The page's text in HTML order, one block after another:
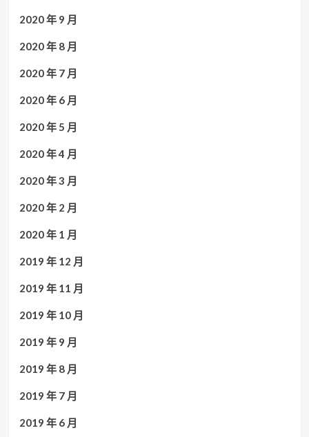
2020 年 9 月
2020 年 8 月
2020 年 7 月
2020 年 6 月
2020 年 5 月
2020 年 4 月
2020 年 3 月
2020 年 2 月
2020 年 1 月
2019 年 12 月
2019 年 11 月
2019 年 10 月
2019 年 9 月
2019 年 8 月
2019 年 7 月
2019 年 6 月